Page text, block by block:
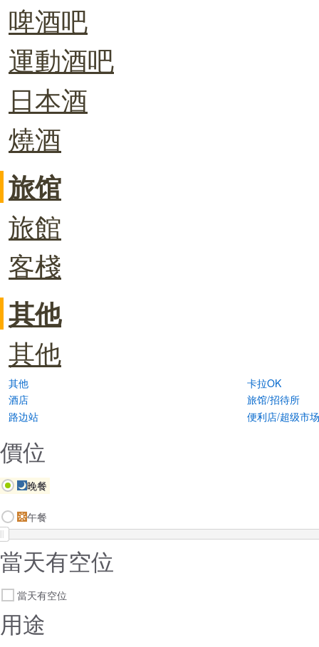
啤酒吧
運動酒吧
日本酒
燒酒
旅馆
旅館
客棧
其他
其他
其他
卡拉OK
酒店
旅馆/招待所
路边站
便利店/超级市场
價位
晚餐
午餐
當天有空位
當天有空位
用途